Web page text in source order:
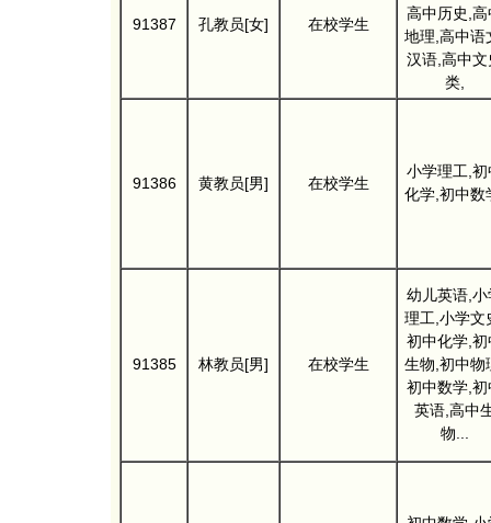
91387 孔教员[女] 在校学生
高中历史,高
地理,高中语
汉语,高中文
类,
91386 黄教员[男] 在校学生
小学理工,初
化学,初中数
91385 林教员[男] 在校学生
幼儿英语,小
理工,小学文
初中化学,初
生物,初中物
初中数学,初
英语,高中
物...